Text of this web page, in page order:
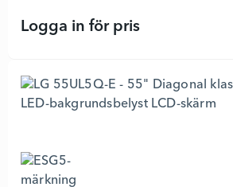
Logga in för pris65UL5Q-E -